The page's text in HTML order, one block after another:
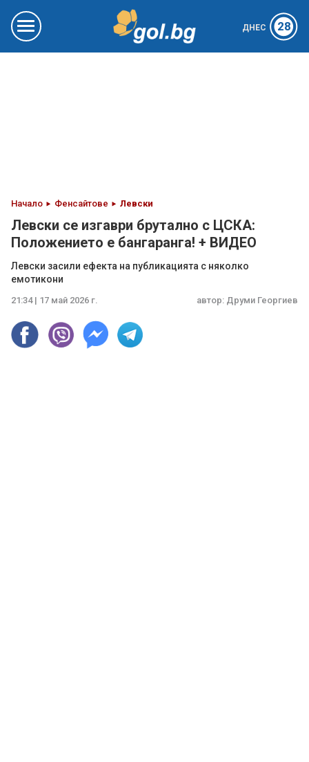
ДНЕС 28
Начало Фенсайтове Левски
Левски се изгаври брутално с ЦСКА:
Положението е бангаранга! + ВИДЕО
Левски засили ефекта на публикацията с няколко
емотикони
21:34 | 17 май 2026 г. автор: Друми Георгиев